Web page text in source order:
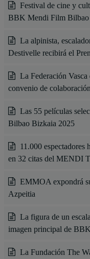
Festival de cine y
BBK Mendi Film Bilbao
La alpinista,
Destivelle recibirá el
La Federación
convenio de
Las 55 películas
Bilbao Bizkaia 2025
11.000 espectadores
en 32 citas del MENDI
EMMOA expondrá
Azpeitia
La figura de un
imagen principal de
La Fundación The